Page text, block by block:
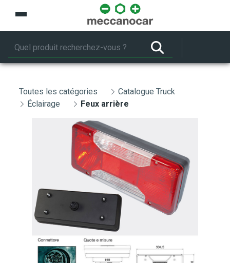
Saut au contenu principal
Toutes les catégories
Catalogue Truck
Éclairage
Feux arrière